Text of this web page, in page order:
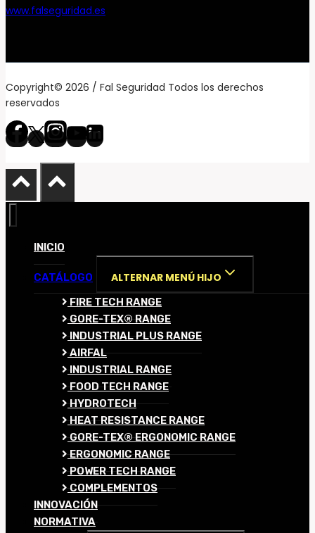
www.falseguridad.es
Copyright© 2026 / Fal Seguridad Todos los derechos
reservados
INICIO
CATÁLOGO ALTERNAR MENÚ HIJO
FIRE TECH RANGE
GORE-TEX® RANGE
INDUSTRIAL PLUS RANGE
AIRFAL
INDUSTRIAL RANGE
FOOD TECH RANGE
HYDROTECH
HEAT RESISTANCE RANGE
GORE-TEX® ERGONOMIC RANGE
ERGONOMIC RANGE
POWER TECH RANGE
COMPLEMENTOS
INNOVACIÓN
NORMATIVA